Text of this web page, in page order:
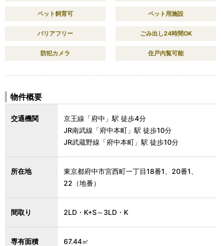
ペット飼育可 ペット用施設
バリアフリー ごみ出し24時間OK
防犯カメラ 住戸内覧可能
物件概要
交通機関
京王線「府中」駅 徒歩4分
JR南武線「府中本町」駅 徒歩10分
JR武蔵野線「府中本町」駅 徒歩10分
所在地
東京都府中市宮西町一丁目18番1、20番1、
22（地番）
間取り 2LD・K+S～3LD・K
専有面積 67.44㎡